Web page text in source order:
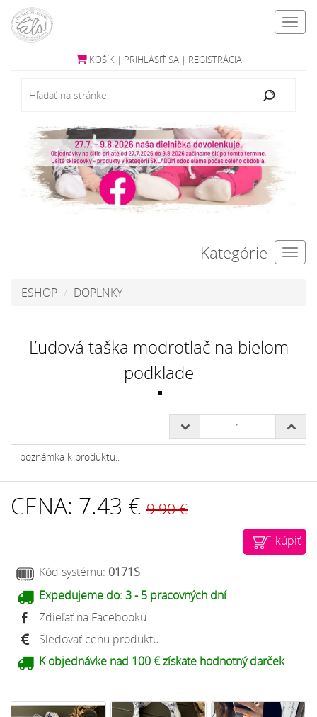
KOŠÍK | PRIHLÁSIŤ SA | REGISTRÁCIA
Kategórie
ESHOP DOPLNKY
Ľudová taška modrotlač na bielom
podklade
CENA: 7.43 € 9.90 €
kúpiť
Kód systému: 0171S
Expedujeme do: 3 - 5 pracovných dní
Zdieľať na Facebooku
Sledovať cenu produktu
K objednávke nad 100 € získate hodnotný darček